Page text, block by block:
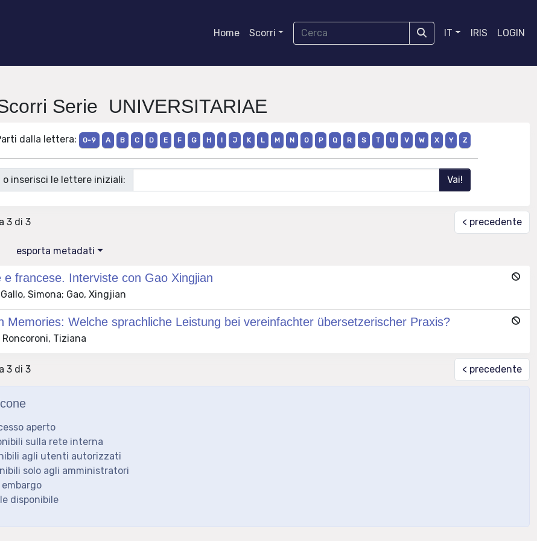
Home Scorri IT IRIS LOGIN
Serie UNIVERSITARIAE
dalla lettera: 0-9 A B C D E F G H I J K L M N O P Q R S T U V W X Y Z
o inserisci le lettere iniziali:
3 di 3 < precedente
esporta metadati
e francese. Interviste con Gao Xingjian
Simona; Gao, Xingjian
Memories: Welche sprachliche Leistung bei vereinfachter übersetzerischer Praxis?
Tiziana
3 di 3 < precedente
aperto
sulla rete interna
agli utenti autorizzati
solo agli amministratori
disponibile